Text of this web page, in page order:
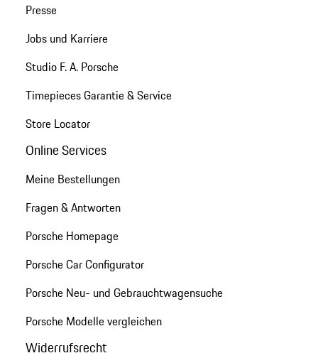
Presse
Jobs und Karriere
Studio F. A. Porsche
Timepieces Garantie & Service
Store Locator
Online Services
Meine Bestellungen
Fragen & Antworten
Porsche Homepage
Porsche Car Configurator
Porsche Neu- und Gebrauchtwagensuche
Porsche Modelle vergleichen
Widerrufsrecht